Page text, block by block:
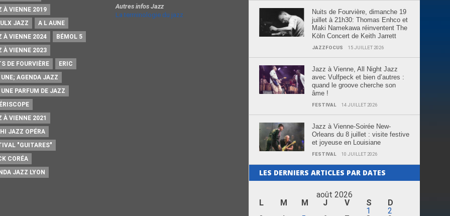
Nuits de Fourvière, dimanche 19
juillet à 21h30: Thomas Enhco et
Maki Namekawa réinventent The
Köln Concert de Keith Jarrett
JAZZFOCUS 15 JUILLET 2026
Jazz à Vienne, All Night Jazz
avec Vulfpeck et bien d’autres :
quand le groove cherche son
âme !
FESTIVAL 14 JUILLET 2026
Jazz à Vienne-Soirée New-
Orleans du 8 juillet : visite festive
et joyeuse en Louisiane
FESTIVAL 10 JUILLET 2026
LES DERNIERS ARTICLES PAR DATES
août 2026
L
M M J V S
D
1
2
À VIENNE 2019
JAZZ
A L AUNE
À VIENNE 2024
BÉMOL 5
À VIENNE 2023
DE FOURVIÈRE
ERIC
AGENDA JAZZ
PARFUM DE JAZZ
À VIENNE 2021
JAZZ OPÉRA
"GUITARES"
CORÉA
JAZZ LYON
Autres infos Jazz
La terminologie du jazz